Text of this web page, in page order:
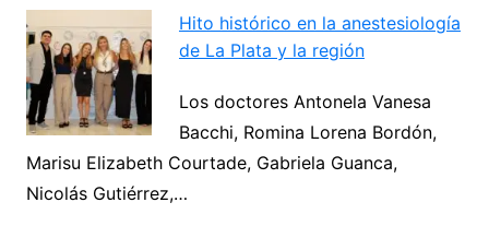
Hito histórico en la anestesiología
de La Plata y la región
Los doctores Antonela Vanesa
Bacchi, Romina Lorena Bordón,
Marisu Elizabeth Courtade, Gabriela Guanca,
Nicolás Gutiérrez,…